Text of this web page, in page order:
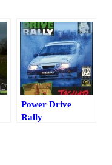
Power Drive
Rally